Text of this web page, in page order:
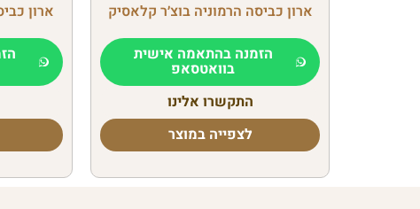
ארון כביסה הרמוניה בוצ׳ר קלאסיק
הזמנה בהתאמה אישית
בוואטסאפ
התקשרו אלינו
לצפייה במוצר
ארון